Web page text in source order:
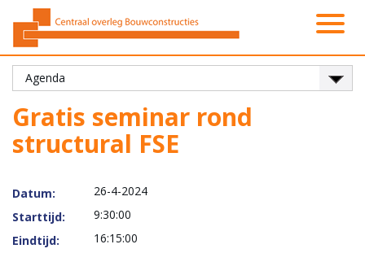
Gratis seminar rond
structural FSE
Datum:
26-4-2024
Starttijd:
9:30:00
Eindtijd:
16:15:00